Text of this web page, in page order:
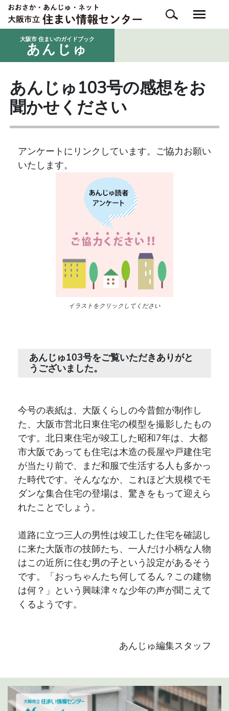
大阪市 住まいのガイドブック
あんじゅ
あんじゅ103号の感想をお
聞かせください
アンケートにリンクしています。 ご協力お願い
いたします。
イラストをクリックしてください
あんじゅ103号をご覧いただきありがと
うございました。
今号の表紙は、大阪くらしの今昔館が制作し
た、大阪市営北日東住宅の模型を撮影したもの
です。北日東住宅が竣工した昭和7年は、大都
市大阪であっても住宅は木造の長屋や戸建住宅
が当たり前で、まだ和服で生活する人も多かっ
た時代です。そんななか、これほど大規模でモ
ダンな集合住宅の登場は、驚きをもって迎えら
れたことでしょう。
道路に立つ三人の男性は竣工した住宅を確認し
に来た大阪市の技師たち、一人だけ小柄な人物
はこの近所に住む男の子という設定があるそう
です。「おっちゃんたち何してるん？この建物
は何？」という興味津々な少年の声が聞こえて
くるようです。
あんじゅ編集スタッフ